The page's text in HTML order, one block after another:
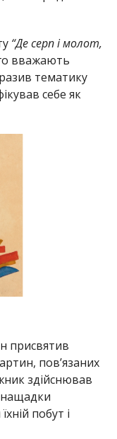
“Де серп і молот,
вважають
тематику
себе як
присвятив
пов’язаних
здійснював
нащадки
побут і